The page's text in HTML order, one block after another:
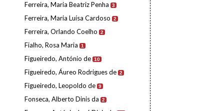
Ferreira, Maria Beatriz Penha 3
Ferreira, Maria Luísa Cardoso 2
Ferreira, Orlando Coelho 2
Fialho, Rosa Maria 1
Figueiredo, António de 10
Figueiredo, Áureo Rodrigues de 2
Figueiredo, Leopoldo de 9
Fonseca, Alberto Dinis da 2